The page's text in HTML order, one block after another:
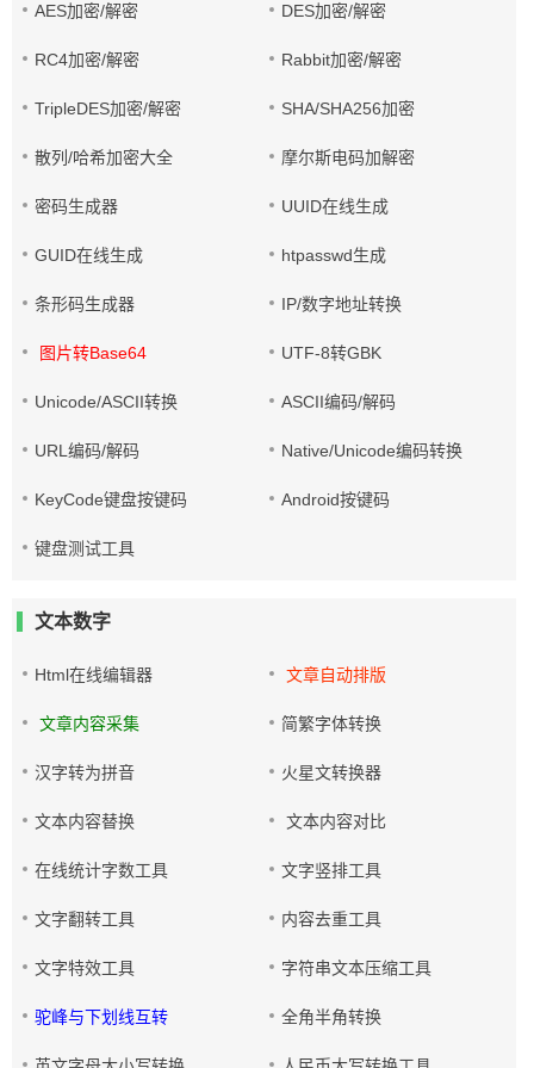
AES加密/解密 DES加密/解密
RC4加密/解密 Rabbit加密/解密
TripleDES加密/解密 SHA/SHA256加密
散列/哈希加密大全 摩尔斯电码加解密
密码生成器 UUID在线生成
GUID在线生成 htpasswd生成
条形码生成器 IP/数字地址转换
图片转Base64 UTF-8转GBK
Unicode/ASCII转换 ASCII编码/解码
URL编码/解码 Native/Unicode编码转换
KeyCode键盘按键码 Android按键码
键盘测试工具
文本数字
Html在线编辑器 文章自动排版
文章内容采集 简繁字体转换
汉字转为拼音 火星文转换器
文本内容替换 文本内容对比
在线统计字数工具 文字竖排工具
文字翻转工具 内容去重工具
文字特效工具 字符串文本压缩工具
驼峰与下划线互转 全角半角转换